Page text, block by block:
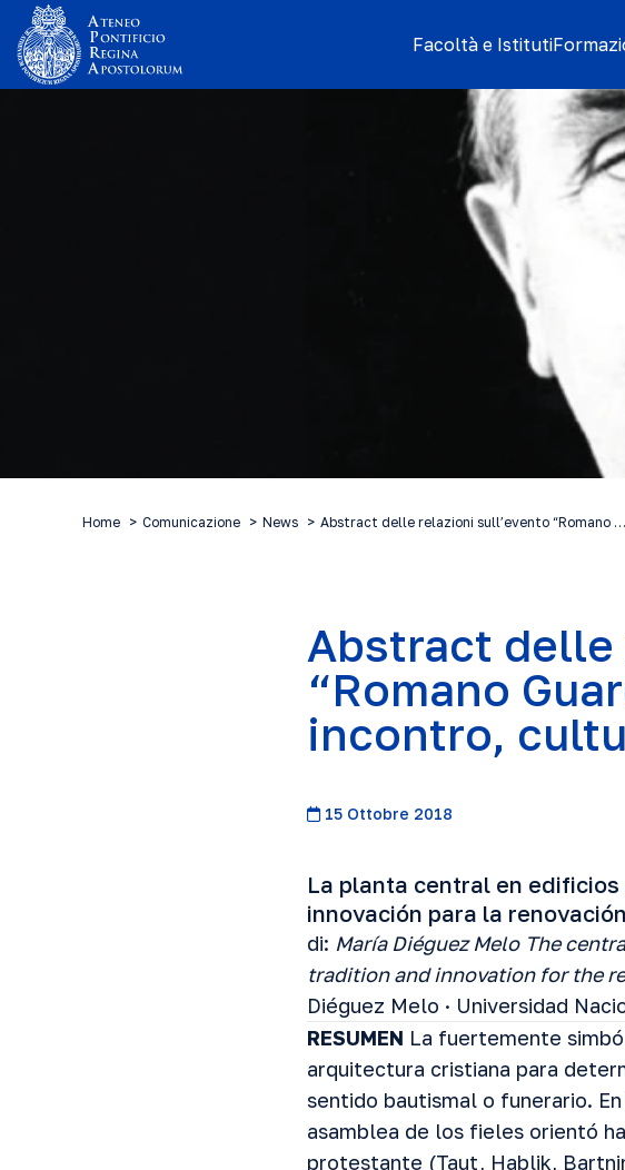
Facoltà e Istituti
Home Comunicazione News Abstract delle relazioni sull’evento “Romano …
Abstract delle
“Romano
incontro,
15 Ottobre 2018
La planta central en
innovación para la
di: María Diéguez Melo The
tradition and innovation for the
Diéguez Melo · Universidad
RESUMEN La fuertemente
arquitectura cristiana para
sentido bautismal o funerario.
asamblea de los fieles orientó
protestante (Taut, Hablik,